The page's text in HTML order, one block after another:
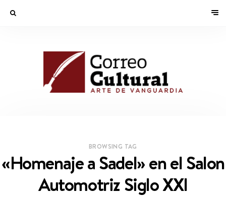
BROWSING TAG
«Homenaje a Sadel» en el Salon
Automotriz Siglo XXI